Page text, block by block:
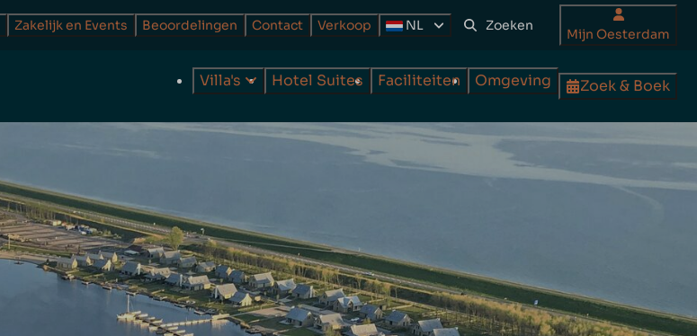
Zakelijk en Events Beoordelingen Contact Verkoop NL
Mijn Oesterdam
Villa's Hotel Suites Faciliteiten Omgeving Zoek & Boek